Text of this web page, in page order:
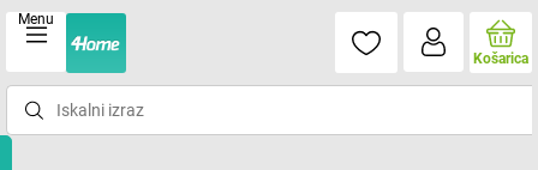
Menu
Košarica